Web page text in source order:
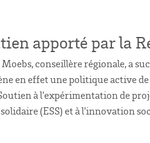
apporté par la
conseillère régionale, a
en effet une politique active
à l'expérimentation de
(ESS) et à l'innovation